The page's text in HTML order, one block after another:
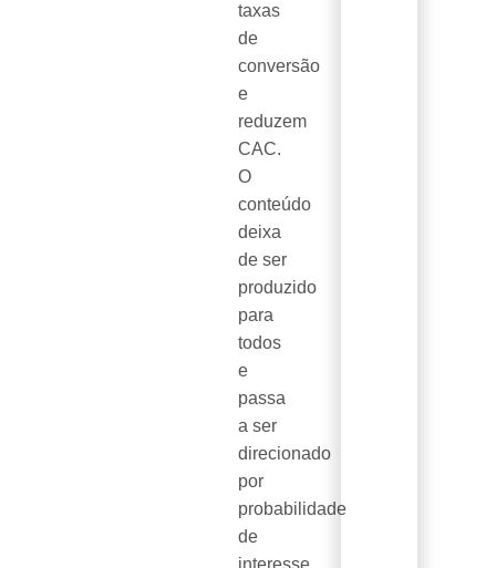
taxas
de
conversão
e
reduzem
CAC.
O
conteúdo
deixa
de ser
produzido
para
todos
e
passa
a ser
direcionado
por
probabilidade
de